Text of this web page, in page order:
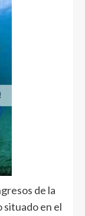
de la
situado en el